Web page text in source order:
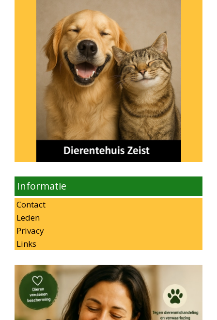
Informatie
Contact
Leden
Privacy
Links